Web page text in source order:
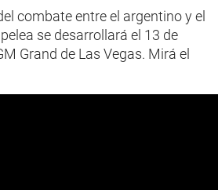
combate entre el argentino y el
se desarrollará el 13 de
Grand de Las Vegas. Mirá el